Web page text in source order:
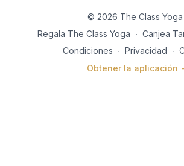
© 2026 The Class Yoga
Regala The Class Yoga ∙ Canjea
Condiciones ∙ Privacidad ∙
Obtener la aplicación -